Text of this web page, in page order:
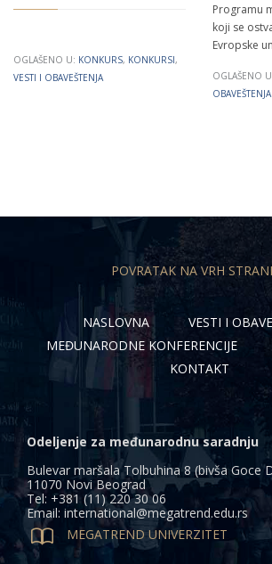
OGLAŠENO U: KONKURS, KONKURSI,
VESTI I OBAVEŠTENJA
Programu
koji se
Evropske
OGLAŠENO
OBAVEŠTENJA
POVRATAK NA VRH
NASLOVNA
VESTI I
MEĐUNARODNE KONFERENCIJE
KONTAKT
Odeljenje za međunarodnu saradnju
Bulevar maršala Tolbuhina 8 (bivša Goce
11070 Novi Beograd
Tel: +381 (11) 220 30 06
Email: international@megatrend.edu.rs
 MEGATREND UNIVERZITET